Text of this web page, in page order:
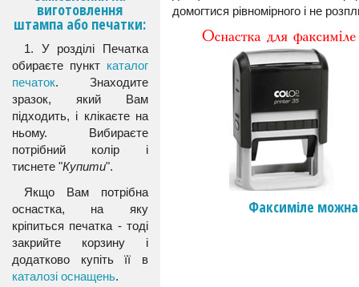
виготовлення
штампа або печатки:
1. У розділі Печатка
обираєте пункт каталог
печаток. Знаходите
зразок, який Вам
підходить, і клікаєте на
ньому. Вибираєте
потрібний колір і
тиснете "Купити".
Якщо Вам потрібна
оснастка, на яку
кріпиться печатка - тоді
закрийте корзину і
додатково купіть її в
каталозі оснащень.
домогтися рівномірного і не
Факсиміле